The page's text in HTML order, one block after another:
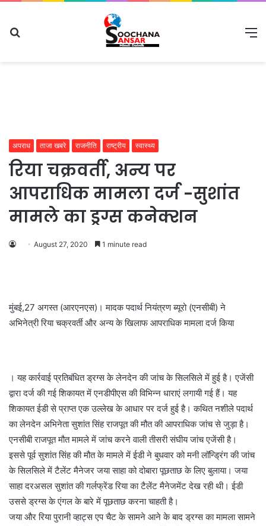
अपराध ताजा खबरे राजनीति राष्ट्रीय स्वास्थ्य
रिया चक्रवर्ती, अन्य पर
आपराधिक मामला दर्ज -सुशांत
मामले का ड्रग्स कनेक्शन
August 27, 2020 1 minute read
मुंबई,27 अगस्त (आरएनएस)। मादक पदार्थ नियंत्रण ब्यूरो (एनसीबी) ने
अभिनेत्री रिया चक्रवर्ती और अन्य के खिलाफ आपराधिक मामला दर्ज किया
। यह कार्रवाई प्रतिबंधित ड्रग्स के लेनदेन की जांच के सिलसिले में हुई है। एजेंसी
द्वारा दर्ज की गई शिकायत में एनडीपीएस की विभिन्न धाराएं लगायी गई हैं। यह
शिकायत ईडी से प्राप्त एक उल्लेख के आधार पर दर्ज हुई है। कथित नशीले पदार्थ
का लेनदेन अभिनेता सुशांत सिंह राजपूत की मौत की आपराधिक जांच से जुड़ा है।
एनसीबी राजपूत मौत मामले में जांच करने वाली तीसरी संघीय जांच एजेंसी है।
इससे पूर्व सुशांत सिंह की मौत के मामले में ईडी ने बुधवार को मनी लॉन्ड्रिंग की जांच
के सिलसिले में टैलेंट मैनेजर जया साहा को दोबारा पूछताछ के लिए बुलाया। जया
साहा दरअसल सुशांत की गर्लफ्रेंड रिया का टैलेंट मैनेजमेंट देख रही थी। ईडी
उससे ड्रग्स के एंगल के बारे में पूछताछ करना चाहती है।
जया और रिया पुरानी व्हाट्स एप चैट के सामने आने के बाद ड्रग्स का मामला सामने